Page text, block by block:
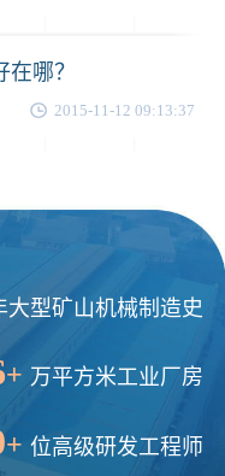
哪？
2015-11-12 09:13:37
大型矿山机械制造史
+ 万平方米工业厂房
+ 位高级研发工程师